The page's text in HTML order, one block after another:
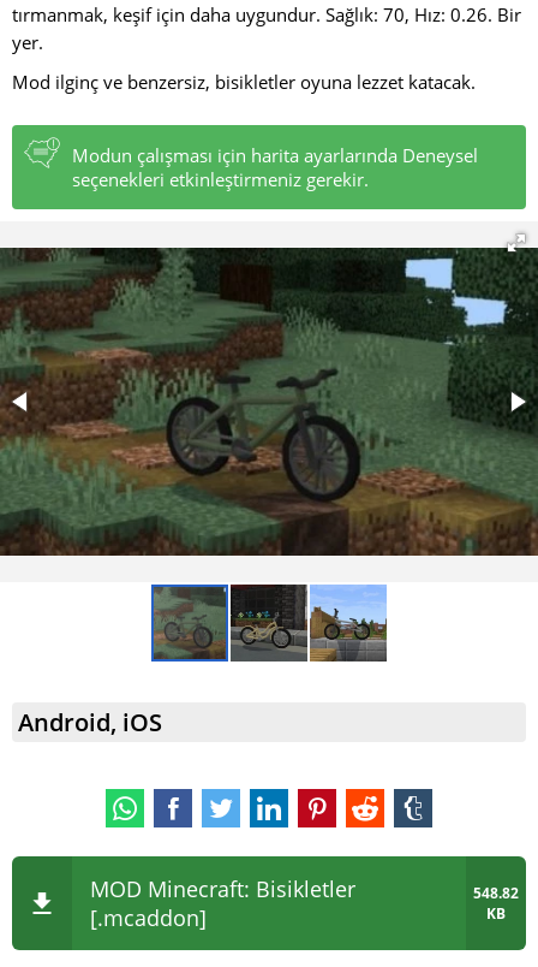
tırmanmak, keşif için daha uygundur. Sağlık: 70, Hız: 0.26. Bir
yer.
Mod ilginç ve benzersiz, bisikletler oyuna lezzet katacak.
Modun çalışması için harita ayarlarında Deneysel
seçenekleri etkinleştirmeniz gerekir.
Android, iOS
MOD Minecraft: Bisikletler
[.mcaddon]
548.82
KB